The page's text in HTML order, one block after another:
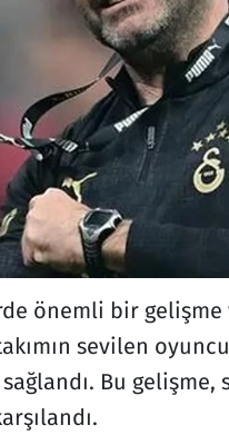
önemli bir gelişme
sevilen
Bu gelişme,